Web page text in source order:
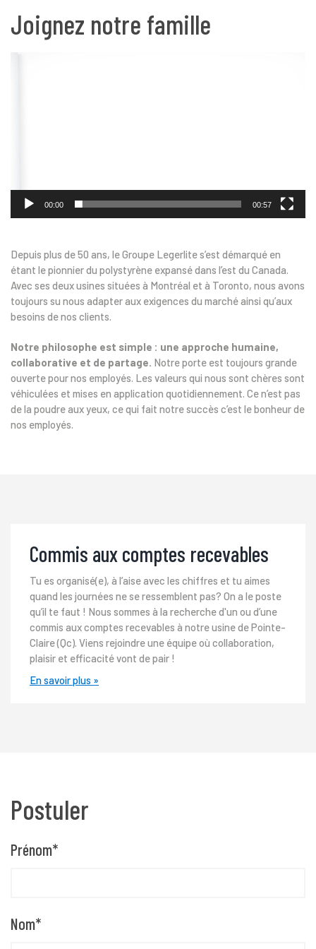
Joignez notre famille
00:00 00:57
Depuis plus de 50 ans, le Groupe Legerlite s’est démarqué en
étant le pionnier du polystyrène expansé dans l’est du Canada.
Avec ses deux usines situées à Montréal et à Toronto, nous avons
toujours su nous adapter aux exigences du marché ainsi qu’aux
besoins de nos clients.
Notre philosophe est simple : une approche humaine,
collaborative et de partage. Notre porte est toujours grande
ouverte pour nos employés. Les valeurs qui nous sont chères sont
véhiculées et mises en application quotidiennement. Ce n’est pas
de la poudre aux yeux, ce qui fait notre succès c’est le bonheur de
nos employés.
Commis aux comptes recevables
Tu es organisé(e), à l’aise avec les chiffres et tu aimes
quand les journées ne se ressemblent pas? On a le poste
qu’il te faut ! Nous sommes à la recherche d'un ou d’une
commis aux comptes recevables à notre usine de Pointe-
Claire (Qc). Viens rejoindre une équipe où collaboration,
plaisir et efficacité vont de pair !
En savoir plus »
Postuler
Prénom*
Nom*